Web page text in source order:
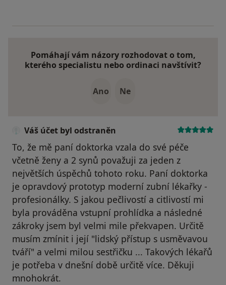
Pomáhají vám názory rozhodovat o tom,
kterého specialistu nebo ordinaci navštívit?
Ano Ne
Váš účet byl odstraněn
To, že mě paní doktorka vzala do své péče
včetně ženy a 2 synů považuji za jeden z
největších úspěchů tohoto roku. Paní doktorka
je opravdový prototyp moderní zubní lékařky -
profesionálky. S jakou pečlivostí a citlivostí mi
byla prováděna vstupní prohlídka a následné
zákroky jsem byl velmi mile překvapen. Určitě
musím zmínit i její "lidský přístup s usměvavou
tváří" a velmi milou sestřičku ... Takových lékařů
je potřeba v dnešní době určitě více. Děkuji
mnohokrát.